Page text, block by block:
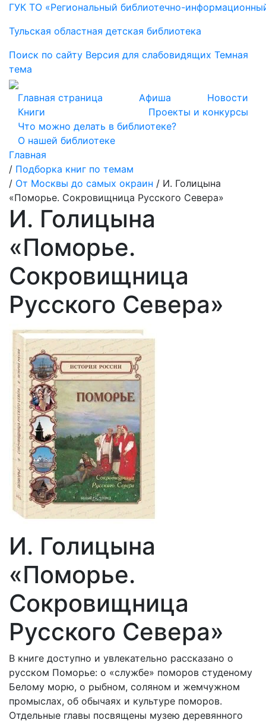
ГУК ТО «Региональный библиотечно-
Тульская областная детская библиотека
Поиск по сайту Версия для слабовидящих Темная
тема
Главная страница Афиша
Новости
Книги
Проекты и конкурсы
Что можно делать в библиотеке?
О нашей библиотеке
Главная
/ Подборка книг по темам
/ От Москвы до самых окраин / И. Голицына
«Поморье. Сокровищница Русского Севера»
И. Голицына
«Поморье.
Сокровищница
Русского Севера»
И. Голицына
«Поморье.
Сокровищница
Русского Севера»
В книге доступно и увлекательно рассказано о
русском Поморье: о «службе» поморов студеному
Белому морю, о рыбном, соляном и жемчужном
промыслах, об обычаях и культуре поморов.
Отдельные главы посвящены музею деревянного